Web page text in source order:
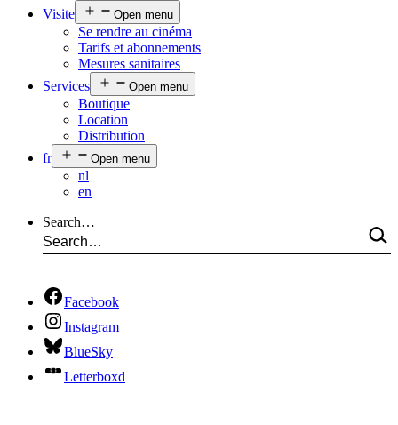
Visite
Open menu
Se rendre au cinéma
Tarifs et abonnements
Mesures sanitaires
Services
Open menu
Boutique
Location
Distribution
fr
Open menu
nl
en
Search…
Facebook
Instagram
BlueSky
Letterboxd